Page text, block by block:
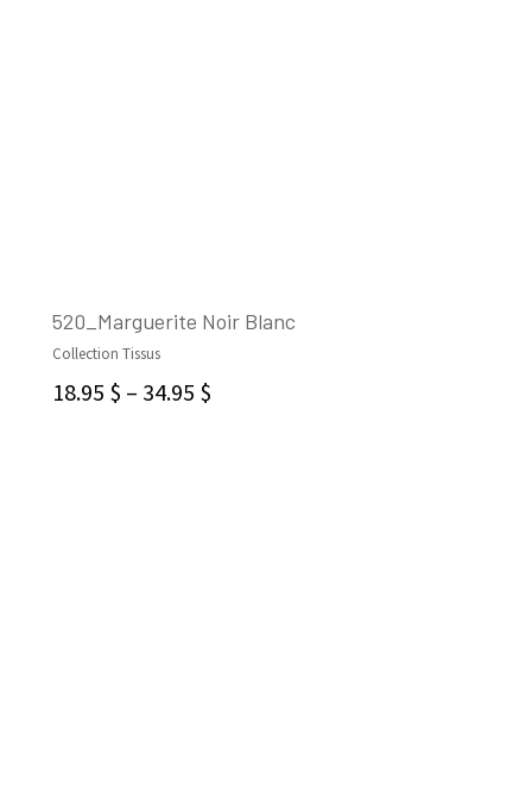
520_Marguerite Noir Blanc
Collection Tissus
18.95 $ – 34.95 $